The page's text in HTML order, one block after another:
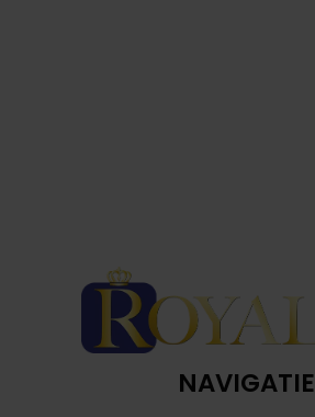
NAVIGATIE